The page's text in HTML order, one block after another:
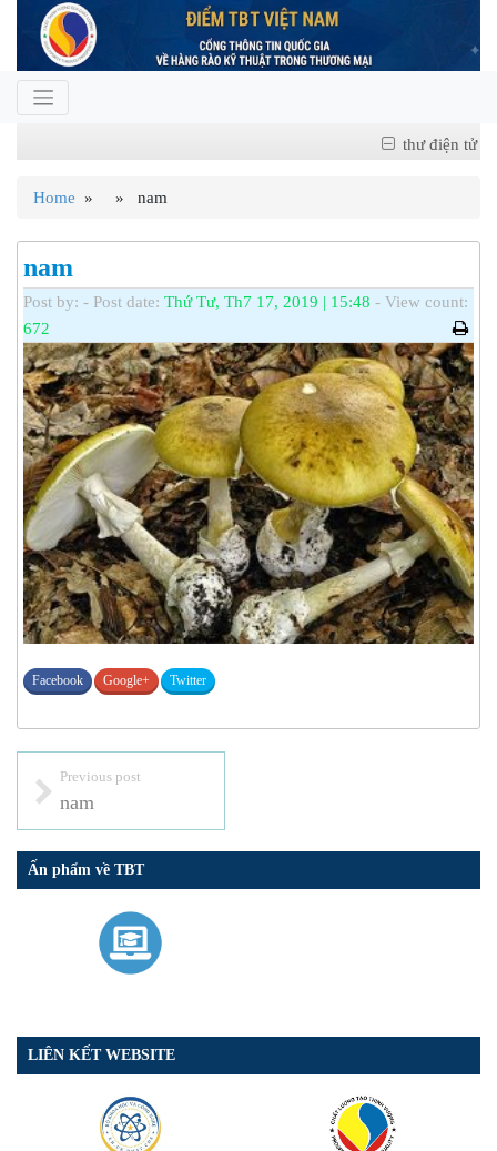
thư điện tử
Home » » nam
nam
Post by: - Post date: Thứ Tư, Th7 17, 2019 | 15:48 - View count:
672
Facebook Google+ Twitter
Previous post
nam
Ấn phẩm về TBT
LIÊN KẾT WEBSITE